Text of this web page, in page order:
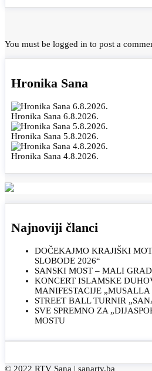
You must be logged in to post a
Hronika Sana
Hronika Sana 6.8.2026.
Hronika Sana 5.8.2026.
Hronika Sana 4.8.2026.
Najnoviji članci
DOČEKAJMO KRAJIŠKI
SLOBODE 2026“
SANSKI MOST – MALI
KONCERT ISLAMSKE
MANIFESTACIJE „MUSALLA
STREET BALL TURNIR
SVE SPREMNO ZA
MOSTU
© 2022 RTV Sana | sanartv.ba